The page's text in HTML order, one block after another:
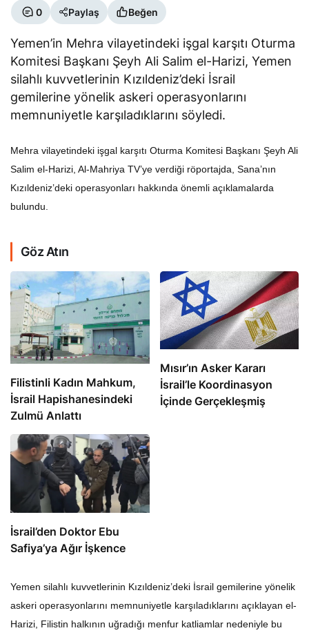
0 Paylaş Beğen
Yemen’in Mehra vilayetindeki işgal karşıtı Oturma
Komitesi Başkanı Şeyh Ali Salim el-Harizi, Yemen
silahlı kuvvetlerinin Kızıldeniz’deki İsrail
gemilerine yönelik askeri operasyonlarını
memnuniyetle karşıladıklarını söyledi.
Mehra vilayetindeki işgal karşıtı Oturma Komitesi Başkanı Şeyh Ali
Salim el-Harizi, Al-Mahriya TV’ye verdiği röportajda, Sana’nın
Kızıldeniz’deki operasyonları hakkında önemli açıklamalarda
bulundu.
Göz Atın
Filistinli Kadın Mahkum,
İsrail Hapishanesindeki
Zulmü Anlattı
Mısır’ın Asker Kararı
İsrail’le Koordinasyon
İçinde Gerçekleşmiş
İsrail’den Doktor Ebu
Safiya’ya Ağır İşkence
Yemen silahlı kuvvetlerinin Kızıldeniz’deki İsrail gemilerine yönelik
askeri operasyonlarını memnuniyetle karşıladıklarını açıklayan el-
Harizi, Filistin halkının uğradığı menfur katliamlar nedeniyle bu